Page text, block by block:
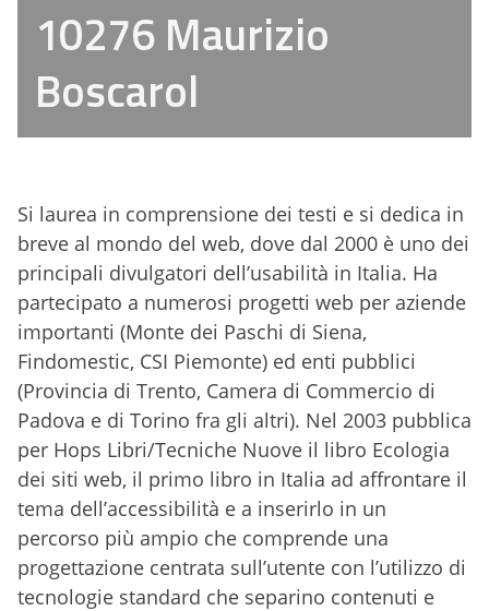
10276 Maurizio
Boscarol
Si laurea in comprensione dei testi e si dedica in
breve al mondo del web, dove dal 2000 è uno dei
principali divulgatori dell’usabilità in Italia. Ha
partecipato a numerosi progetti web per aziende
importanti (Monte dei Paschi di Siena,
Findomestic, CSI Piemonte) ed enti pubblici
(Provincia di Trento, Camera di Commercio di
Padova e di Torino fra gli altri). Nel 2003 pubblica
per Hops Libri/Tecniche Nuove il libro Ecologia
dei siti web, il primo libro in Italia ad affrontare il
tema dell’accessibilità e a inserirlo in un
percorso più ampio che comprende una
progettazione centrata sull’utente con l’utilizzo di
tecnologie standard che separino contenuti e